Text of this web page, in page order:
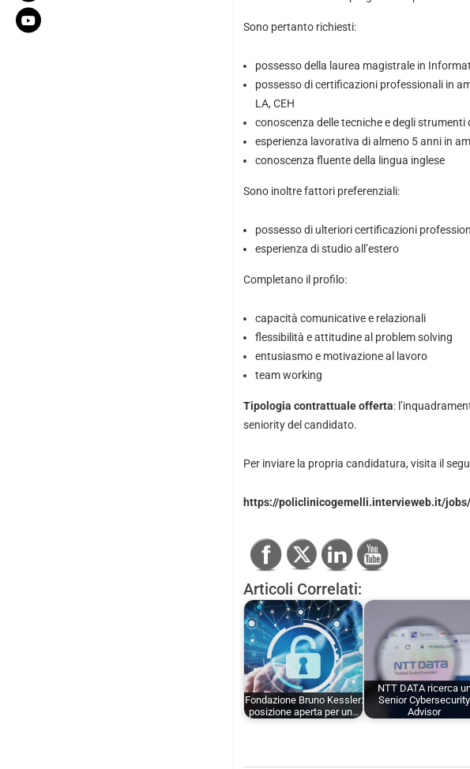
Sono pertanto richiesti:
possesso della laurea magistrale in
possesso di certificazioni professionali in
LA, CEH
conoscenza delle tecniche e degli
esperienza lavorativa di almeno 5 anni in
conoscenza fluente della lingua inglese
Sono inoltre fattori preferenziali:
possesso di ulteriori certificazioni
esperienza di studio all’estero
Completano il profilo:
capacità comunicative e relazionali
flessibilità e attitudine al problem solving
entusiasmo e motivazione al lavoro
team working
Tipologia contrattuale offerta:
seniority del candidato.
Per inviare la propria candidatura, visita il
https://policlinicogemelli.intervieweb.it/
Articoli Correlati:
Fondazione Bruno Kessler:
posizione aperta per un…
NTT DATA ricerca
Senior Cybersecurity
Advisor